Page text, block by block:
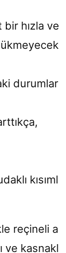
bir hızla ve
durumlar
kısıml
reçineli a
ve kasnakl